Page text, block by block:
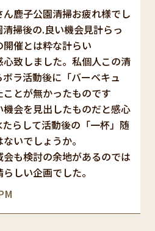
鹿子公園清掃お疲れ様でし
掃後の.良い機会見計らっ
催とは粋な計らい
致しました。私個人この清
ラ活動後に「バーベキュ
とが無かったものです
会を見出したものだと感心
らして活動後の「一杯」随
いでしょうか。
も検討の余地があるのでは
しい企画でした。